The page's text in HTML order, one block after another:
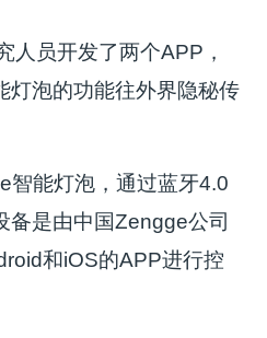
人员开发了两个APP，
灯泡的功能往外界隐秘传
智能灯泡，通过蓝牙4.0
备是由中国Zengge公司
和iOS的APP进行控